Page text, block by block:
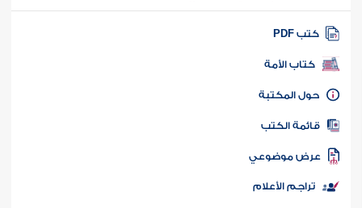
كتب PDF
كتاب الأمة
المكتبة
الكتب
موضوعي